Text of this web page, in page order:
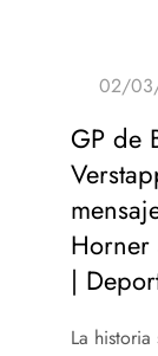
GP de
Horner
|
La